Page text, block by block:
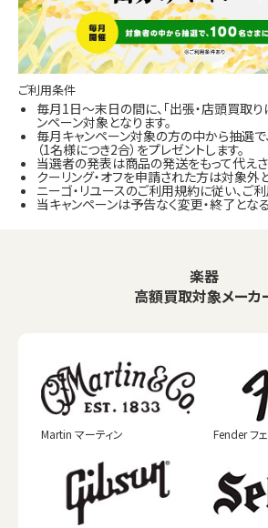
ご利用条件
毎月1日～末日の間に、「出張・店頭買取
ンペーン対象となります。
毎月キャンペーン対象の方の中から抽選
（1名様につき2合）をプレゼントします。
当選者の発表は商品の発送をもって代えさ
クーリング・オフを申請された方は対象外
ニーゴ・リユースのご利用規約に従い、ご利
当キャンペーンは予告なく変更・終了とな
楽器
高額買取対象メーカ
Martin マーティン Fender フ